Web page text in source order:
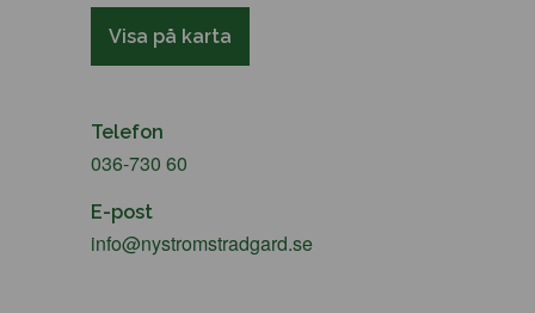
Visa på karta
Telefon
036-730 60
E-post
info@nystromstradgard.se